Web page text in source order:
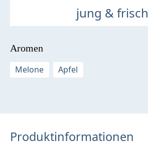
jung & frisch
Aromen
Melone
Apfel
Produktinformationen